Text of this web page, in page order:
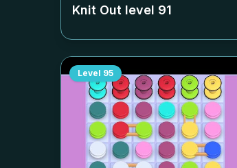
Knit Out level 91
Level 95